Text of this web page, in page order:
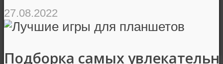
27.08.2022
Подборка самых